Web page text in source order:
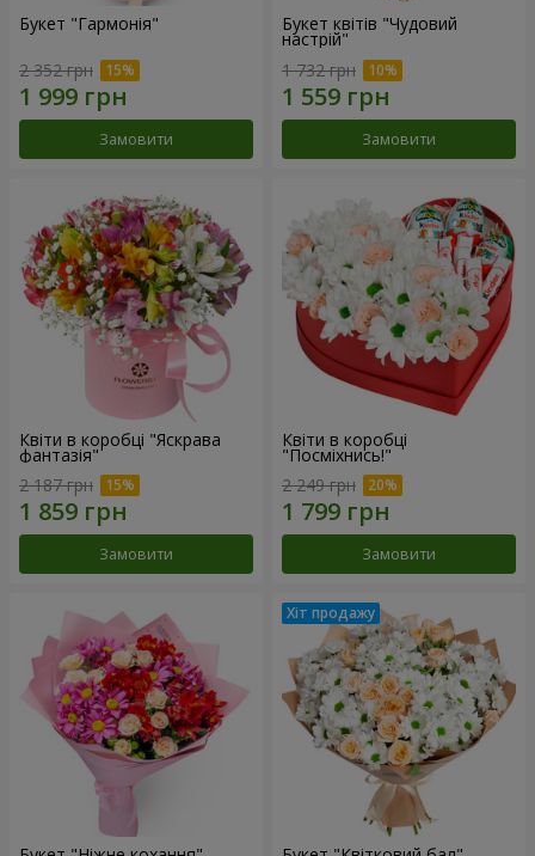
Букет "Гармонія"
2 352 грн
Замовити
Букет квітів "Чудовий
настрій"
1 732 грн
Замовити
Квіти в коробці "Яскрава
фантазія"
2 187 грн
Замовити
Квіти в коробці
"Посміхнись!"
2 249 грн
Замовити